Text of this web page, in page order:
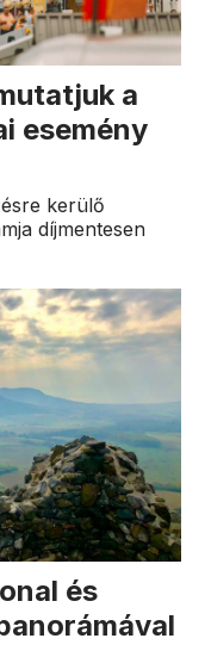
a
esemény
kerülő
díjmentesen
és